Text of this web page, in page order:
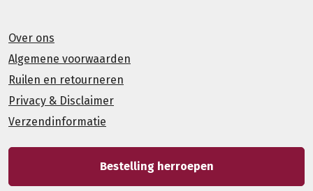
Over ons
Algemene voorwaarden
Ruilen en retourneren
Privacy & Disclaimer
Verzendinformatie
Bestelling herroepen